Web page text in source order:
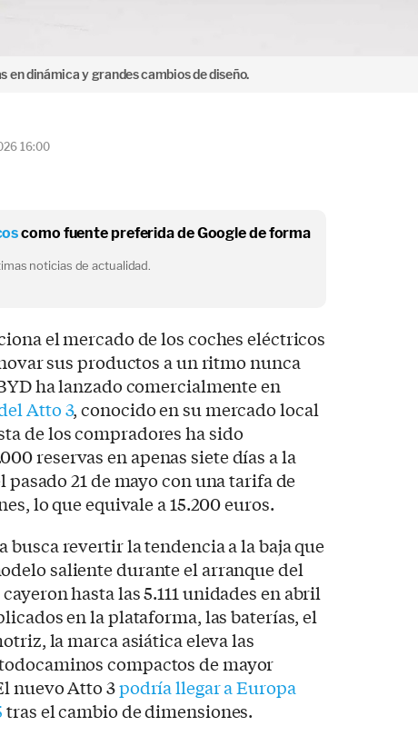
dinámica y grandes cambios de diseño.
16:00
como fuente preferida de Google de forma
noticias de actualidad.
el mercado de los coches eléctricos
sus productos a un ritmo nunca
ha lanzado comercialmente en
Atto 3, conocido en su mercado local
de los compradores ha sido
reservas en apenas siete días a la
21 de mayo con una tarifa de
lo que equivale a 15.200 euros.
revertir la tendencia a la baja que
saliente durante el arranque del
hasta las 5.111 unidades en abril
en la plataforma, las baterías, el
la marca asiática eleva las
compactos de mayor
nuevo Atto 3podría llegar a Europa
tras el cambio de dimensiones.